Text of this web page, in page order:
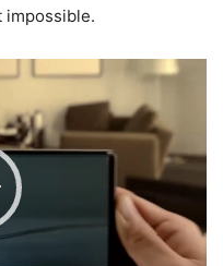
impossible.